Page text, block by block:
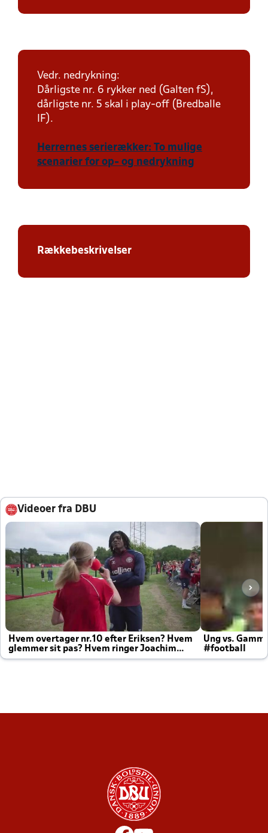
Vedr. nedrykning:
Dårligste nr. 6 rykker ned (Galten fS),
dårligste nr. 5 skal i play-off (Bredballe
IF).
Herrernes serierækker: To mulige
scenarier for op- og nedrykning
Rækkebeskrivelser
Videoer fra DBU
Hvem overtager nr.10 efter Eriksen? Hvem
glemmer sit pas? Hvem ringer Joachim
altid til efter kampe?
Ung vs.
#football